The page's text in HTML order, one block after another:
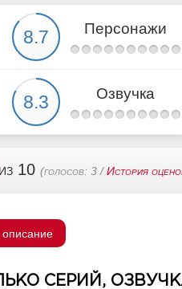
Персонажи
Озвучка
из 10 (голосов: 3 /История
описание
СЕРИЙ,